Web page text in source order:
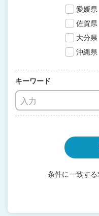
愛媛県
佐賀県
大分県
沖縄県
キーワード
条件に一致す